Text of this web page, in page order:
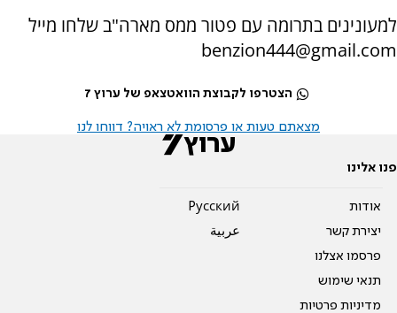
למעונינים בתרומה עם פטור ממס מארה"ב שלחו מייל
benzion444@gmail.com
הצטרפו לקבוצת הוואטצאפ של ערוץ 7
מצאתם טעות או פרסומת לא ראויה? דווחו לנו
פנו אלינו
אודות
יצירת קשר
פרסמו אצלנו
תנאי שימוש
מדיניות פרטיות
Pусский
عربية